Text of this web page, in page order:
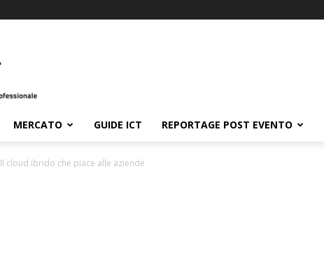
MERCATO GUIDE ICT REPORTAGE POST EVENTO
Il cloud ibrido che piace alle aziende